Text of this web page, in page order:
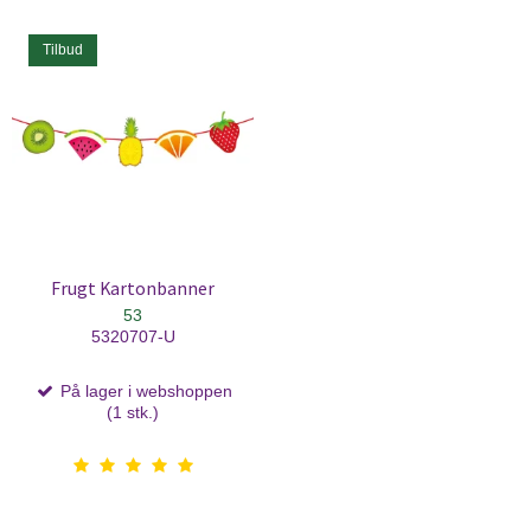
Tilbud
Frugt Kartonbanner
53
5320707-U
På lager i webshoppen
(1 stk.)